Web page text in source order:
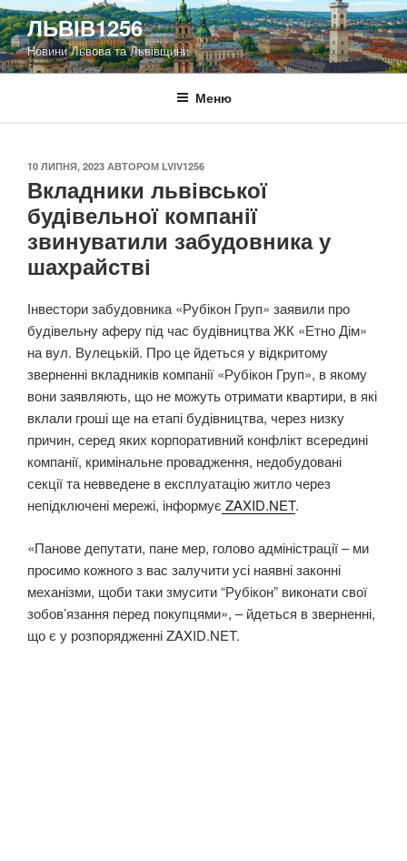
Перейти
до
вмісту
ЛЬВІВ1256
Новини Львова та Львівщини
Меню
ОПУБЛІКОВАНО
10 ЛИПНЯ, 2023 АВТОРОМ LVIV1256
Вкладники львівської
будівельної компанії
звинуватили забудовника у
шахрайстві
Інвестори забудовника «Рубікон Груп» заявили про
будівельну аферу під час будівництва ЖК «Етно Дім»
на вул. Вулецькій. Про це йдеться у відкритому
зверненні вкладників компанії «Рубікон Груп», в якому
вони заявляють, що не можуть отримати квартири, в які
вклали гроші ще на етапі будівництва, через низку
причин, серед яких корпоративний конфлікт всередині
компанії, кримінальне провадження, недобудовані
секції та невведене в експлуатацію житло через
непідключені мережі, інформує ZAXID.NET.
«Панове депутати, пане мер, голово адміністрації – ми
просимо кожного з вас залучити усі наявні законні
механізми, щоби таки змусити “Рубікон” виконати свої
зобов’язання перед покупцями», – йдеться в зверненні,
що є у розпорядженні ZAXID.NET.